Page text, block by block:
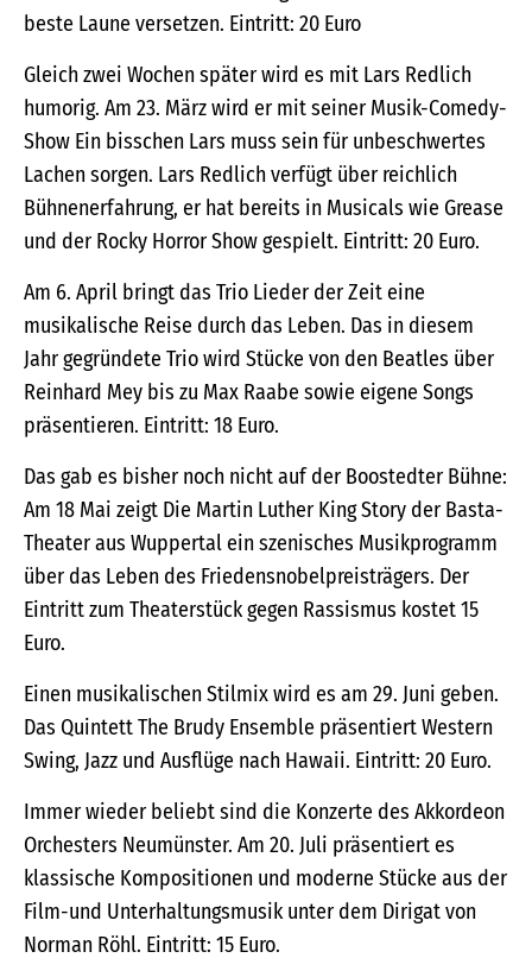
beste Laune versetzen. Eintritt: 20 Euro
Gleich zwei Wochen später wird es mit Lars Redlich
humorig. Am 23. März wird er mit seiner Musik-Comedy-
Show Ein bisschen Lars muss sein für unbeschwertes
Lachen sorgen. Lars Redlich verfügt über reichlich
Bühnenerfahrung, er hat bereits in Musicals wie Grease
und der Rocky Horror Show gespielt. Eintritt: 20 Euro.
Am 6. April bringt das Trio Lieder der Zeit eine
musikalische Reise durch das Leben. Das in diesem
Jahr gegründete Trio wird Stücke von den Beatles über
Reinhard Mey bis zu Max Raabe sowie eigene Songs
präsentieren. Eintritt: 18 Euro.
Das gab es bisher noch nicht auf der Boostedter Bühne:
Am 18 Mai zeigt Die Martin Luther King Story der Basta-
Theater aus Wuppertal ein szenisches Musikprogramm
über das Leben des Friedensnobelpreisträgers. Der
Eintritt zum Theaterstück gegen Rassismus kostet 15
Euro.
Einen musikalischen Stilmix wird es am 29. Juni geben.
Das Quintett The Brudy Ensemble präsentiert Western
Swing, Jazz und Ausflüge nach Hawaii. Eintritt: 20 Euro.
Immer wieder beliebt sind die Konzerte des Akkordeon
Orchesters Neumünster. Am 20. Juli präsentiert es
klassische Kompositionen und moderne Stücke aus der
Film-und Unterhaltungsmusik unter dem Dirigat von
Norman Röhl. Eintritt: 15 Euro.